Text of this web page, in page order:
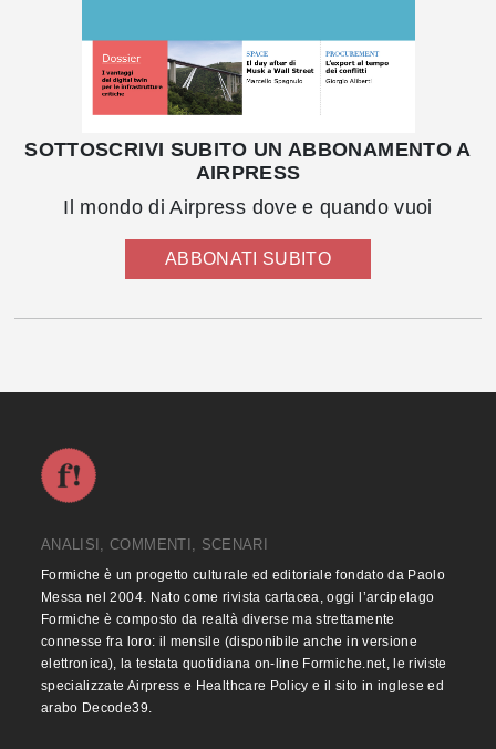
SOTTOSCRIVI SUBITO UN ABBONAMENTO A
AIRPRESS
Il mondo di Airpress dove e quando vuoi
ABBONATI SUBITO
ANALISI, COMMENTI, SCENARI
Formiche è un progetto culturale ed editoriale fondato da Paolo
Messa nel 2004. Nato come rivista cartacea, oggi l’arcipelago
Formiche è composto da realtà diverse ma strettamente
connesse fra loro: il mensile (disponibile anche in versione
elettronica), la testata quotidiana on-line Formiche.net, le riviste
specializzate Airpress e Healthcare Policy e il sito in inglese ed
arabo Decode39.